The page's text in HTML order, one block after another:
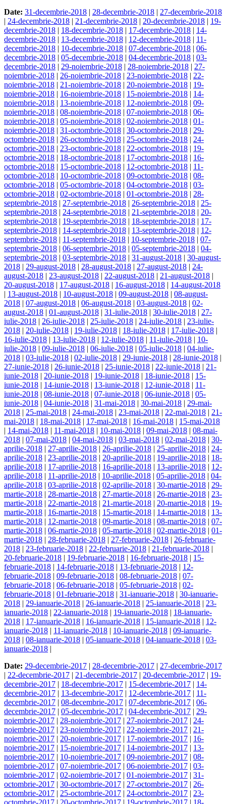
Date: 31-decembrie-2018 | 28-decembrie-2018 | 27-decembrie-2018
| 24-decembrie-2018 | 21-decembrie-2018 | 20-decembrie-2018 | 19-
decembrie-2018 | 18-decembrie-2018 | 17-decembrie-2018 | 14-
decembrie-2018 | 13-decembrie-2018 | 12-decembrie-2018 | 11-
decembrie-2018 | 10-decembrie-2018 | 07-decembrie-2018 | 06-
decembrie-2018 | 05-decembrie-2018 | 04-decembrie-2018 | 03-
decembrie-2018 | 29-noiembrie-2018 | 28-noiembrie-2018 | 27-
noiembrie-2018 | 26-noiembrie-2018 | 23-noiembrie-2018 | 22-
noiembrie-2018 | 21-noiembrie-2018 | 20-noiembrie-2018 | 19-
noiembrie-2018 | 16-noiembrie-2018 | 15-noiembrie-2018 | 14-
noiembrie-2018 | 13-noiembrie-2018 | 12-noiembrie-2018 | 09-
noiembrie-2018 | 08-noiembrie-2018 | 07-noiembrie-2018 | 06-
noiembrie-2018 | 05-noiembrie-2018 | 02-noiembrie-2018 | 01-
noiembrie-2018 | 31-octombrie-2018 | 30-octombrie-2018 | 29-
octombrie-2018 | 26-octombrie-2018 | 25-octombrie-2018 | 24-
octombrie-2018 | 23-octombrie-2018 | 22-octombrie-2018 | 19-
octombrie-2018 | 18-octombrie-2018 | 17-octombrie-2018 | 16-
octombrie-2018 | 15-octombrie-2018 | 12-octombrie-2018 | 11-
octombrie-2018 | 10-octombrie-2018 | 09-octombrie-2018 | 08-
octombrie-2018 | 05-octombrie-2018 | 04-octombrie-2018 | 03-
octombrie-2018 | 02-octombrie-2018 | 01-octombrie-2018 | 28-
septembrie-2018 | 27-septembrie-2018 | 26-septembrie-2018 | 25-
septembrie-2018 | 24-septembrie-2018 | 21-septembrie-2018 | 20-
septembrie-2018 | 19-septembrie-2018 | 18-septembrie-2018 | 17-
septembrie-2018 | 14-septembrie-2018 | 13-septembrie-2018 | 12-
septembrie-2018 | 11-septembrie-2018 | 10-septembrie-2018 | 07-
septembrie-2018 | 06-septembrie-2018 | 05-septembrie-2018 | 04-
septembrie-2018 | 03-septembrie-2018 | 31-august-2018 | 30-august-
2018 | 29-august-2018 | 28-august-2018 | 27-august-2018 | 24-
august-2018 | 23-august-2018 | 22-august-2018 | 21-august-2018 |
20-august-2018 | 17-august-2018 | 16-august-2018 | 14-august-2018
| 13-august-2018 | 10-august-2018 | 09-august-2018 | 08-august-
2018 | 07-august-2018 | 06-august-2018 | 03-august-2018 | 02-
august-2018 | 01-august-2018 | 31-iulie-2018 | 30-iulie-2018 | 27-
iulie-2018 | 26-iulie-2018 | 25-iulie-2018 | 24-iulie-2018 | 23-iulie-
2018 | 20-iulie-2018 | 19-iulie-2018 | 18-iulie-2018 | 17-iulie-2018 |
16-iulie-2018 | 13-iulie-2018 | 12-iulie-2018 | 11-iulie-2018 | 10-
iulie-2018 | 09-iulie-2018 | 06-iulie-2018 | 05-iulie-2018 | 04-iulie-
2018 | 03-iulie-2018 | 02-iulie-2018 | 29-iunie-2018 | 28-iunie-2018 |
27-iunie-2018 | 26-iunie-2018 | 25-iunie-2018 | 22-iunie-2018 | 21-
iunie-2018 | 20-iunie-2018 | 19-iunie-2018 | 18-iunie-2018 | 15-
iunie-2018 | 14-iunie-2018 | 13-iunie-2018 | 12-iunie-2018 | 11-
iunie-2018 | 08-iunie-2018 | 07-iunie-2018 | 06-iunie-2018 | 05-
iunie-2018 | 04-iunie-2018 | 31-mai-2018 | 30-mai-2018 | 29-mai-
2018 | 25-mai-2018 | 24-mai-2018 | 23-mai-2018 | 22-mai-2018 | 21-
mai-2018 | 18-mai-2018 | 17-mai-2018 | 16-mai-2018 | 15-mai-2018
| 14-mai-2018 | 11-mai-2018 | 10-mai-2018 | 09-mai-2018 | 08-mai-
2018 | 07-mai-2018 | 04-mai-2018 | 03-mai-2018 | 02-mai-2018 | 30-
aprilie-2018 | 27-aprilie-2018 | 26-aprilie-2018 | 25-aprilie-2018 | 24-
aprilie-2018 | 23-aprilie-2018 | 20-aprilie-2018 | 19-aprilie-2018 | 18-
aprilie-2018 | 17-aprilie-2018 | 16-aprilie-2018 | 13-aprilie-2018 | 12-
aprilie-2018 | 11-aprilie-2018 | 10-aprilie-2018 | 05-aprilie-2018 | 04-
aprilie-2018 | 03-aprilie-2018 | 02-aprilie-2018 | 30-martie-2018 | 29-
martie-2018 | 28-martie-2018 | 27-martie-2018 | 26-martie-2018 | 23-
martie-2018 | 22-martie-2018 | 21-martie-2018 | 20-martie-2018 | 19-
martie-2018 | 16-martie-2018 | 15-martie-2018 | 14-martie-2018 | 13-
martie-2018 | 12-martie-2018 | 09-martie-2018 | 08-martie-2018 | 07-
martie-2018 | 06-martie-2018 | 05-martie-2018 | 02-martie-2018 | 01-
martie-2018 | 28-februarie-2018 | 27-februarie-2018 | 26-februarie-
2018 | 23-februarie-2018 | 22-februarie-2018 | 21-februarie-2018 |
20-februarie-2018 | 19-februarie-2018 | 16-februarie-2018 | 15-
februarie-2018 | 14-februarie-2018 | 13-februarie-2018 | 12-
februarie-2018 | 09-februarie-2018 | 08-februarie-2018 | 07-
februarie-2018 | 06-februarie-2018 | 05-februarie-2018 | 02-
februarie-2018 | 01-februarie-2018 | 31-ianuarie-2018 | 30-ianuarie-
2018 | 29-ianuarie-2018 | 26-ianuarie-2018 | 25-ianuarie-2018 | 23-
ianuarie-2018 | 22-ianuarie-2018 | 19-ianuarie-2018 | 18-ianuarie-
2018 | 17-ianuarie-2018 | 16-ianuarie-2018 | 15-ianuarie-2018 | 12-
ianuarie-2018 | 11-ianuarie-2018 | 10-ianuarie-2018 | 09-ianuarie-
2018 | 08-ianuarie-2018 | 05-ianuarie-2018 | 04-ianuarie-2018 | 03-
ianuarie-2018 |
Date: 29-decembrie-2017 | 28-decembrie-2017 | 27-decembrie-2017
| 22-decembrie-2017 | 21-decembrie-2017 | 20-decembrie-2017 | 19-
decembrie-2017 | 18-decembrie-2017 | 15-decembrie-2017 | 14-
decembrie-2017 | 13-decembrie-2017 | 12-decembrie-2017 | 11-
decembrie-2017 | 08-decembrie-2017 | 07-decembrie-2017 | 06-
decembrie-2017 | 05-decembrie-2017 | 04-decembrie-2017 | 29-
noiembrie-2017 | 28-noiembrie-2017 | 27-noiembrie-2017 | 24-
noiembrie-2017 | 23-noiembrie-2017 | 22-noiembrie-2017 | 21-
noiembrie-2017 | 20-noiembrie-2017 | 17-noiembrie-2017 | 16-
noiembrie-2017 | 15-noiembrie-2017 | 14-noiembrie-2017 | 13-
noiembrie-2017 | 10-noiembrie-2017 | 09-noiembrie-2017 | 08-
noiembrie-2017 | 07-noiembrie-2017 | 06-noiembrie-2017 | 03-
noiembrie-2017 | 02-noiembrie-2017 | 01-noiembrie-2017 | 31-
octombrie-2017 | 30-octombrie-2017 | 27-octombrie-2017 | 26-
octombrie-2017 | 25-octombrie-2017 | 24-octombrie-2017 | 23-